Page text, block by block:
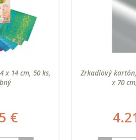
x 14 cm, 50 ks,
€
Zrkadlový
x 70